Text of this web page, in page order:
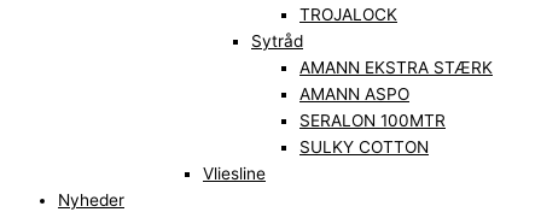
TROJALOCK
Sytråd
AMANN EKSTRA STÆRK
AMANN ASPO
SERALON 100MTR
SULKY COTTON
Vliesline
Nyheder